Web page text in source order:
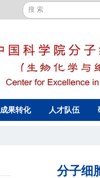
成果转化 人才队伍
分子细